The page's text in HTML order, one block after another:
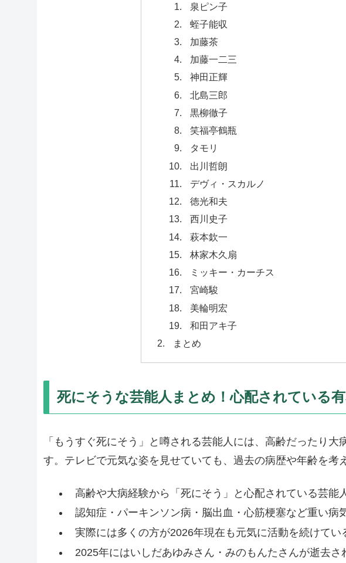
泉ピン子
蛭子能収
加藤茶
加藤一二三
神田正輝
北島三郎
黒柳徹子
笑福亭鶴瓶
タモリ
出川哲朗
デヴィ・スカルノ
徳光和夫
西川史子
萩本欽一
林家木久扇
ミッキー・カーチス
宮崎駿
美輪明宏
和田アキ子
まとめ
死にそうな芸能人まとめ！心配されている
「もうすぐ死にそう」と噂される芸能人には、高齢だったり
す。テレビで元気な姿を見せていても、過去の病歴や年齢を考
高齢や大病経験から「死にそう」と心配されている芸能
認知症・パーキンソン病・脳出血・心筋梗塞など重い病
実際には多くの方が2026年現在も元気に活動を続けてい
2025年にはいしだあゆみさん・みのもんたさんが逝去